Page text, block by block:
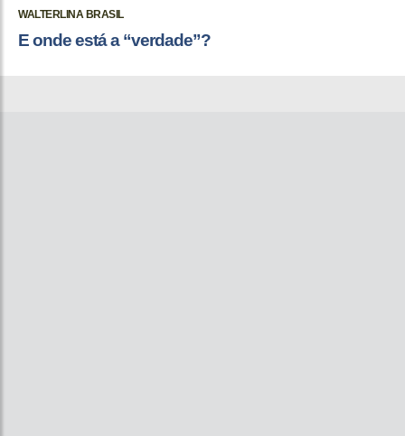
WALTERLINA BRASIL
E onde está a “verdade”?